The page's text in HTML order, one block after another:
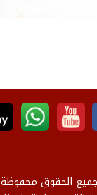
الحقوق محفوظة